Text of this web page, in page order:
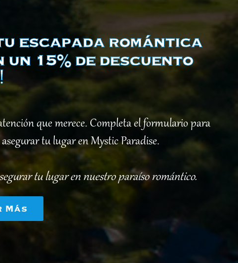
escapada romántica
15% de descuento
que merece. Completa el formulario para
tu lugar en Mystic Paradise.
tu lugar en nuestro paraíso romántico.
Más